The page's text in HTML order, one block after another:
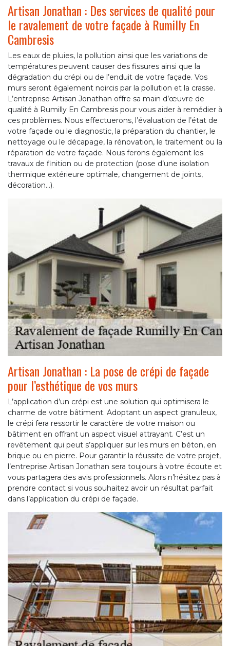
Artisan Jonathan : Des services de qualité pour
le ravalement de votre façade à Rumilly En
Cambresis
Les eaux de pluies, la pollution ainsi que les variations de
températures peuvent causer des fissures ainsi que la
dégradation du crépi ou de l’enduit de votre façade. Vos
murs seront également noircis par la pollution et la crasse.
L’entreprise Artisan Jonathan offre sa main d’œuvre de
qualité à Rumilly En Cambresis pour vous aider à remédier à
ces problèmes. Nous effectuerons, l’évaluation de l’état de
votre façade ou le diagnostic, la préparation du chantier, le
nettoyage ou le décapage, la rénovation, le traitement ou la
réparation de votre façade. Nous ferons également les
travaux de finition ou de protection (pose d’une isolation
thermique extérieure optimale, changement de joints,
décoration…).
Artisan Jonathan : La pose de crépi de façade
pour l’esthétique de vos murs
L’application d’un crépi est une solution qui optimisera le
charme de votre bâtiment. Adoptant un aspect granuleux,
le crépi fera ressortir le caractère de votre maison ou
bâtiment en offrant un aspect visuel attrayant. C’est un
revêtement qui peut s’appliquer sur les murs en béton, en
brique ou en pierre. Pour garantir la réussite de votre projet,
l’entreprise Artisan Jonathan sera toujours à votre écoute et
vous partagera des avis professionnels. Alors n’hésitez pas à
prendre contact si vous souhaitez avoir un résultat parfait
dans l’application du crépi de façade.